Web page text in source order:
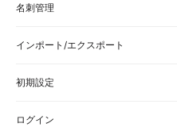
名刺管理
インポート/エクスポート
初期設定
ログイン